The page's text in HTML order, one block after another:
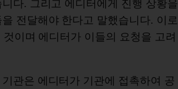
다. 그리고 에디터에게 진행 상황을
전달해야 한다고 말했습니다. 이로
이며 에디터가 이들의 요청을 고려
관은 에디터가 기관에 접촉하여 공